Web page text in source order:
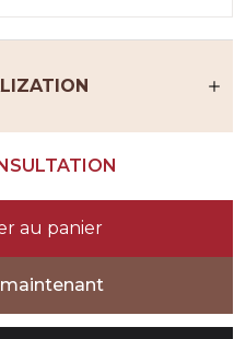
au panier